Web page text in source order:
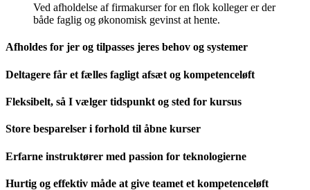
Ved afholdelse af firmakurser for en flok kolleger er der
både faglig og økonomisk gevinst at hente.
Afholdes for jer og tilpasses jeres behov og systemer
Deltagere får et fælles fagligt afsæt og kompetenceløft
Fleksibelt, så I vælger tidspunkt og sted for kursus
Store besparelser i forhold til åbne kurser
Erfarne instruktører med passion for teknologierne
Hurtig og effektiv måde at give teamet et kompetenceløft